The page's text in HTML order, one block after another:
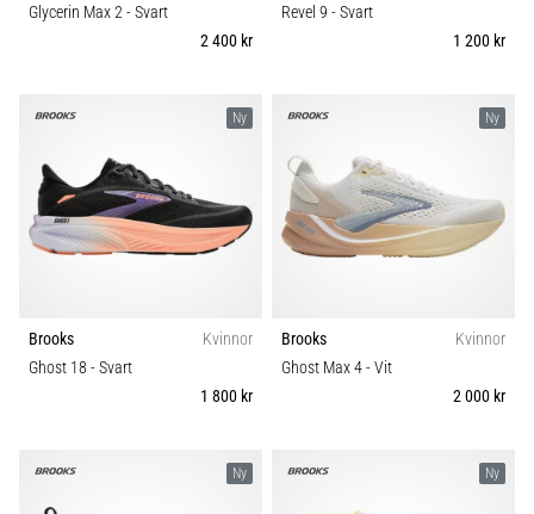
Glycerin Max 2- Svart
2 400 kr
Revel 9 - Svart
1 200 kr
Ny
Brooks
Kvinnor
Ghost 18 - Svart
1 800 kr
Ny
Brooks
Kvinnor
Ghost Max 4- Vit
2 000 kr
Ny Ny